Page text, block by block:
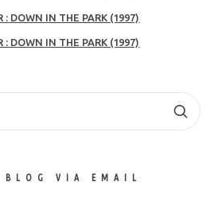
: DOWN IN THE PARK (1997)
: DOWN IN THE PARK (1997)
BLOG VIA EMAIL